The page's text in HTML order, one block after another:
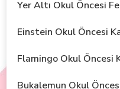
Yer Altı Okul Öncesi
Einstein Okul Öncesi
Flamingo Okul Öncesi
Bukalemun Okul